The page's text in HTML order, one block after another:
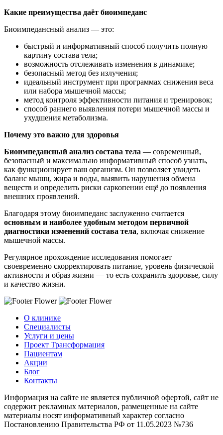
Какие преимущества даёт биоимпеданс
Биоимпедансный анализ — это:
быстрый и информативный способ получить полную
картину состава тела;
возможность отслеживать изменения в динамике;
безопасный метод без излучения;
идеальный инструмент при программах снижения веса
или набора мышечной массы;
метод контроля эффективности питания и тренировок;
способ раннего выявления потери мышечной массы и
ухудшения метаболизма.
Почему это важно для здоровья
Биоимпедансный анализ состава тела — современный,
безопасный и максимально информативный способ узнать,
как функционирует ваш организм. Он позволяет увидеть
баланс мышц, жира и воды, выявить нарушения обмена
веществ и определить риски саркопении ещё до появления
внешних проявлений.
Благодаря этому биоимпеданс заслуженно считается
основным и наиболее удобным методом первичной
диагностики изменений состава тела, включая снижение
мышечной массы.
Регулярное прохождение исследования помогает
своевременно скорректировать питание, уровень физической
активности и образ жизни — то есть сохранить здоровье, силу
и качество жизни.
О клинике
Специалисты
Услуги и цены
Проект Трансформация
Пациентам
Акции
Блог
Контакты
Информация на сайте не является публичной офертой, сайт не
содержит рекламных материалов, размещенные на сайте
материалы носят информативный характер согласно
Постановлению Правительства РФ от 11.05.2023 №736